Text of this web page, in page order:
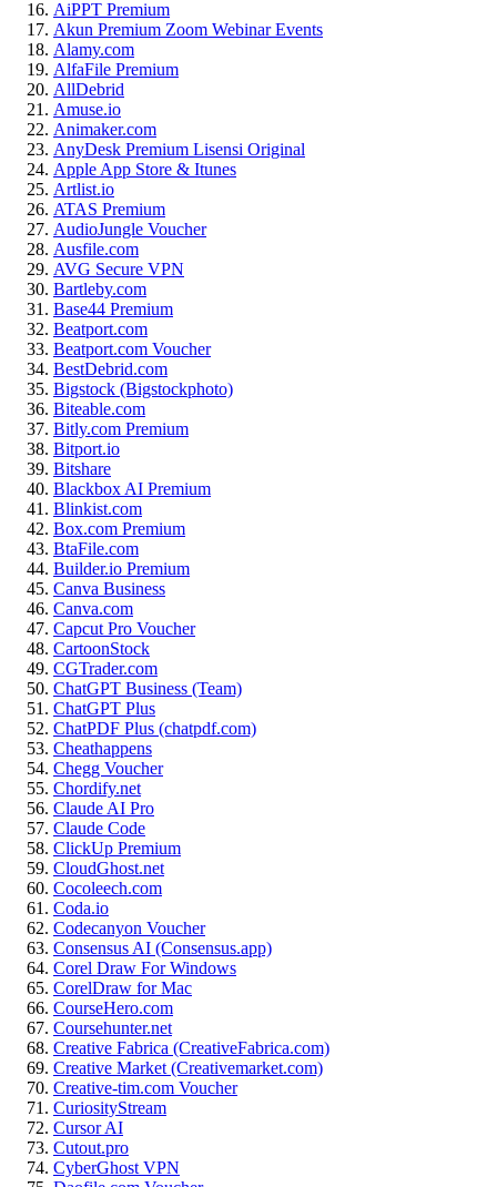
AiPPT Premium
Akun Premium Zoom Webinar Events
Alamy.com
AlfaFile Premium
AllDebrid
Amuse.io
Animaker.com
AnyDesk Premium Lisensi Original
Apple App Store & Itunes
Artlist.io
ATAS Premium
AudioJungle Voucher
Ausfile.com
AVG Secure VPN
Bartleby.com
Base44 Premium
Beatport.com
Beatport.com Voucher
BestDebrid.com
Bigstock (Bigstockphoto)
Biteable.com
Bitly.com Premium
Bitport.io
Bitshare
Blackbox AI Premium
Blinkist.com
Box.com Premium
BtaFile.com
Builder.io Premium
Canva Business
Canva.com
Capcut Pro Voucher
CartoonStock
CGTrader.com
ChatGPT Business (Team)
ChatGPT Plus
ChatPDF Plus (chatpdf.com)
Cheathappens
Chegg Voucher
Chordify.net
Claude AI Pro
Claude Code
ClickUp Premium
CloudGhost.net
Cocoleech.com
Coda.io
Codecanyon Voucher
Consensus AI (Consensus.app)
Corel Draw For Windows
CorelDraw for Mac
CourseHero.com
Coursehunter.net
Creative Fabrica (CreativeFabrica.com)
Creative Market (Creativemarket.com)
Creative-tim.com Voucher
CuriosityStream
Cursor AI
Cutout.pro
CyberGhost VPN